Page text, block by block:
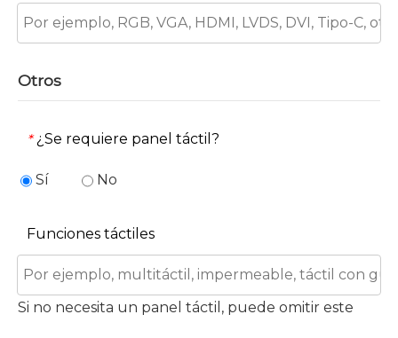
Otros
* ¿Se requiere panel táctil?
Sí No
Funciones táctiles
Si no necesita un panel táctil, puede omitir este